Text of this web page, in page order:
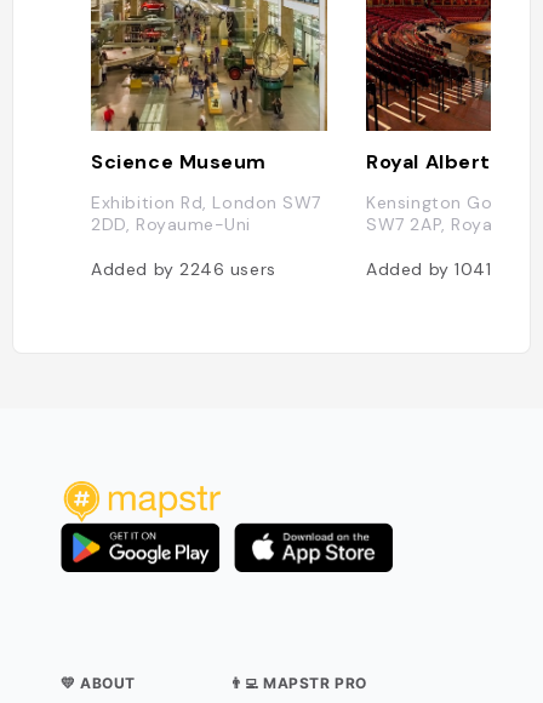
Science Museum
Exhibition Rd, London SW7
2DD, Royaume-Uni
Added by2246 users
Royal Albert Hall
Kensington Gore,
SW7 2AP, Royaume-
Added by1041
💛 ABOUT 👨‍💻 MAPSTR PRO